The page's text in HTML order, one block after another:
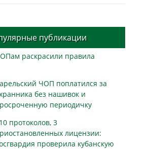
публикации
раскрасили правила
ЧОП поплатился за
без нашивок и
периодичку
протоколов, 3
лицензии:
проверила кубанскую